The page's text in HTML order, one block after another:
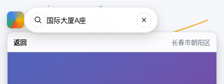
返回 长春市朝阳区